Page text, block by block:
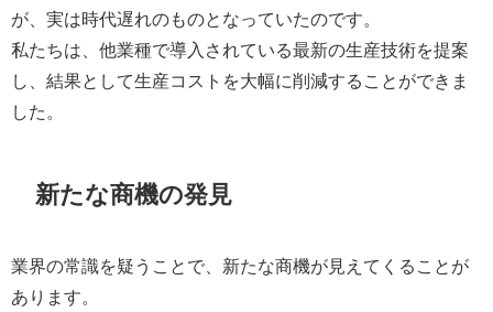
が、実は時代遅れのものとなっていたのです。
私たちは、他業種で導入されている最新の生産技術を提案
し、結果として生産コストを大幅に削減することができま
した。
新たな商機の発見
業界の常識を疑うことで、新たな商機が見えてくることが
あります。